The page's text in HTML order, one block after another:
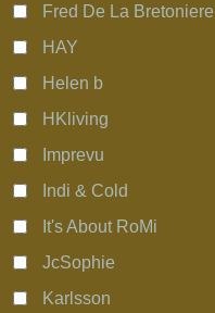
Fred De La Bretoniere
HAY
Helen b
HKliving
Imprevu
Indi & Cold
It's About RoMi
JcSophie
Karlsson